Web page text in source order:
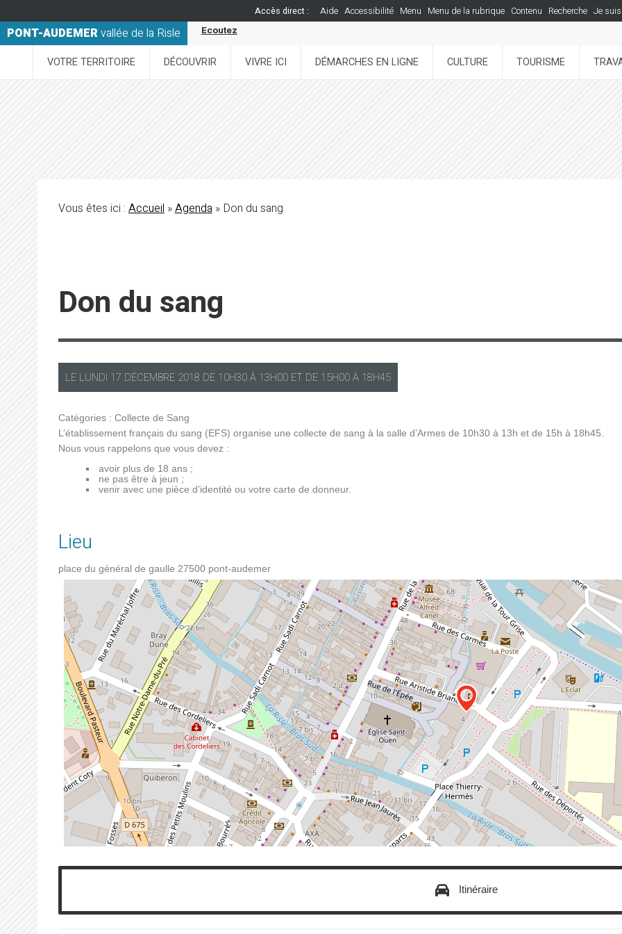
Accès direct : Aide Accessibilité Menu Menu de la rubrique Contenu Recherche Je suis
PONT-AUDEMERvallée de la Risle Ecoutez
VOTRE TERRITOIRE DÉCOUVRIR VIVRE ICI DÉMARCHES EN LIGNE CULTURE TOURISME
Vous êtes ici :Accueil»Agenda» Don du sang
Don du sang
LE LUNDI 17 DÉCEMBRE 2018 DE 10H30À 13H00 ET DE 15H00À 18H45
Catégories : Collecte de Sang
L’établissement français du sang (EFS) organise une collecte de sang à la salle d’Armes de 10h30 à 13h et de 15h à 18h45.
Nous vous rappelons que vous devez :
avoir plus de 18 ans ;
ne pas être à jeun ;
venir avec une pièce d’identité ou votre carte de donneur.
Lieu
place du général de gaulle 27500 pont-audemer
Itinéraire